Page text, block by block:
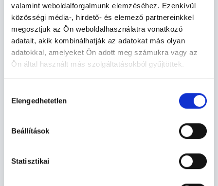
valamint weboldalforgalmunk elemzéséhez. Ezenkívül
közösségi média-, hirdető- és elemező partnereinkkel
megosztjuk az Ön weboldalhasználatra vonatkozó
adatait, akik kombinálhatják az adatokat más olyan
adatokkal, amelyeket Ön adott meg számukra vagy az
Ön által használt más szolgáltatásokból gyűjtöttek.
szabályzat:https://foglaljorvost.hu/info/foglaljorvost-
kiválasztása
Elengedhetetlen
Beállítások
Statisztikai
Nőgyógyász - Nőgyógyászat
Nőgyógyászat TERÜLETHEZ KAPCSOLÓDÓ